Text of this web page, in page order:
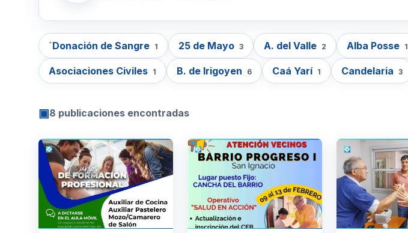
´Donación de Sangre 1 25 de Mayo 3 A. del Valle 2 Alba Posse 1
Asociaciones Civiles 1 B. de Irigoyen 6 Caá Yarí 1 Candelaria 3
▣8 publicaciones encontradas